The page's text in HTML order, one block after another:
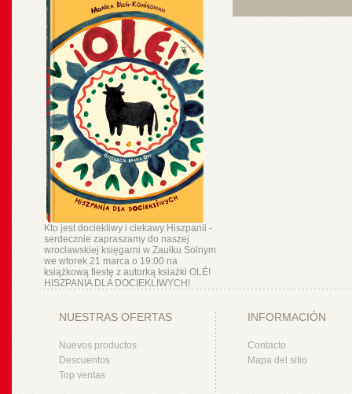
Kto jest dociekliwy i ciekawy Hiszpanii -
serdecznie zapraszamy do naszej
wrocławskiej księgarni w Zaułku Solnym
we wtorek 21 marca o 19:00 na
książkową fiestę z autorką ksiażki OLÉ!
HISZPANIA DLA DOCIEKLIWYCH!
NUESTRAS OFERTAS
Nuevos productos
Descuentos
Top ventas
INFORMACIÓN
Contacto
Mapa del sitio